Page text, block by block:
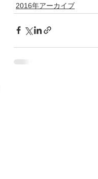
2016年アーカイブ